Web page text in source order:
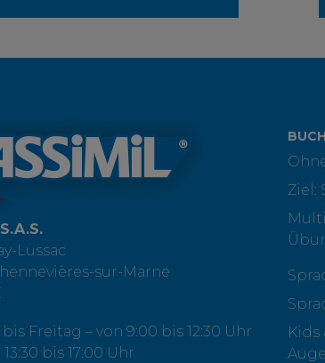
Lussac
sur-Marne
Freitag – von 9:00 bis 12:30 Uhr
bis 17:00 Uhr
Ziel:
Kids